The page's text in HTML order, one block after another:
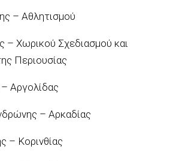
– Αθλητισμού
– Χωρικού Σχεδιασμού και
Περιουσίας
– Αργολίδας
– Αρκαδίας
– Κορινθίας